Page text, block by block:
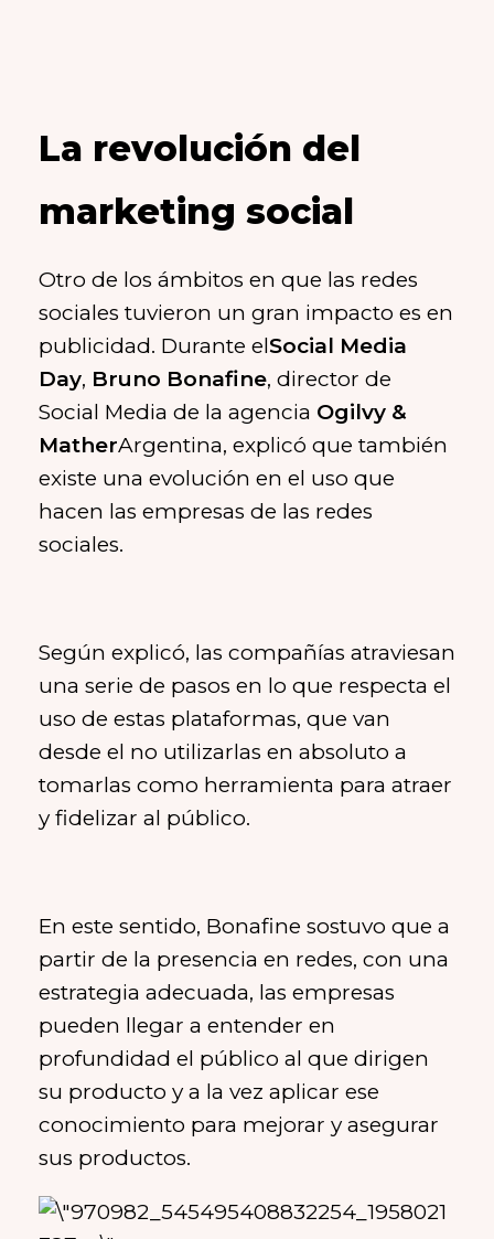
La revolución del
marketing social
Otro de los ámbitos en que las redes
sociales tuvieron un gran impacto es en
publicidad. Durante elSocial Media
Day, Bruno Bonafine, director de
Social Media de la agencia Ogilvy &
MatherArgentina, explicó que también
existe una evolución en el uso que
hacen las empresas de las redes
sociales.
Según explicó, las compañías atraviesan
una serie de pasos en lo que respecta el
uso de estas plataformas, que van
desde el no utilizarlas en absoluto a
tomarlas como herramienta para atraer
y fidelizar al público.
En este sentido, Bonafine sostuvo que a
partir de la presencia en redes, con una
estrategia adecuada, las empresas
pueden llegar a entender en
profundidad el público al que dirigen
su producto y a la vez aplicar ese
conocimiento para mejorar y asegurar
sus productos.